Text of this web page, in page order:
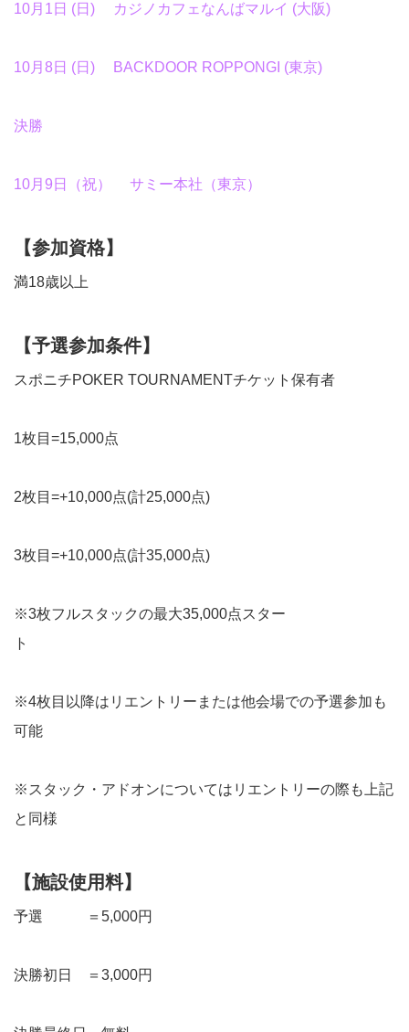
10月1日 (日) カジノカフェなんばマルイ (大阪)
10月8日 (日) BACKDOOR ROPPONGI (東京)
決勝
10月9日（祝） サミー本社（東京）
【参加資格】
満18歳以上
【予選参加条件】
スポニチPOKER TOURNAMENTチケット保有者
1枚目=15,000点
2枚目=+10,000点(計25,000点)
3枚目=+10,000点(計35,000点)
※3枚フルスタックの最大35,000点スター
ト
※4枚目以降はリエントリーまたは他会場での予選参加も
可能
※スタック・アドオンについてはリエントリーの際も上記
と同様
【施設使用料】
予選 ＝5,000円
決勝初日 ＝3,000円